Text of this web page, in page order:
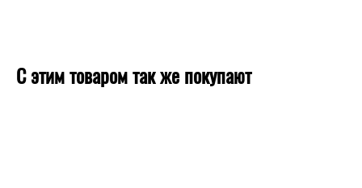
С этим товаром так же покупают